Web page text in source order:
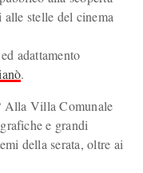
stelle del cinema
adattamento
.
Alla Villa Comunale
e grandi
della serata, oltre ai